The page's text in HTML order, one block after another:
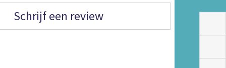
Schrijf een review